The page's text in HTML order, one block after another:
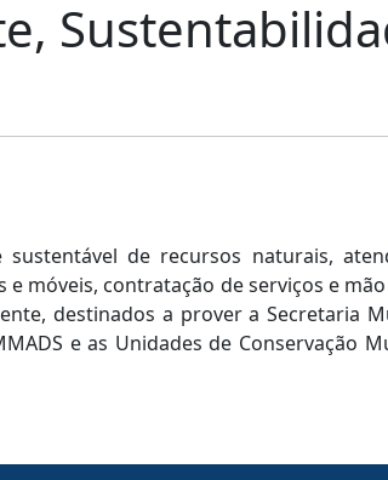
de recursos naturais,
móveis, contratação de serviços e
destinados a prover a Secretaria
e as Unidades de Conservação